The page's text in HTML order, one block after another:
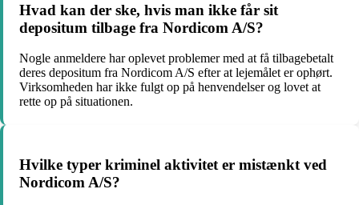
Hvad kan der ske, hvis man ikke får sit
depositum tilbage fra Nordicom A/S?
Nogle anmeldere har oplevet problemer med at få tilbagebetalt
deres depositum fra Nordicom A/S efter at lejemålet er ophørt.
Virksomheden har ikke fulgt op på henvendelser og lovet at
rette op på situationen.
Hvilke typer kriminel aktivitet er mistænkt ved
Nordicom A/S?